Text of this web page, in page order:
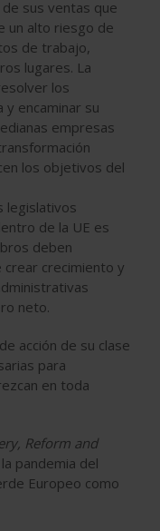
sus ventas que
un alto riesgo de
de trabajo,
lugares. La
los
encaminar su
empresas
los objetivos del
legislativos
de la UE es
deben
crecimiento y
neto.
acción de su clase
para
en toda
Reform and
pandemia del
Europeo como